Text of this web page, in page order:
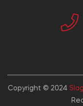
Copyright © 2024